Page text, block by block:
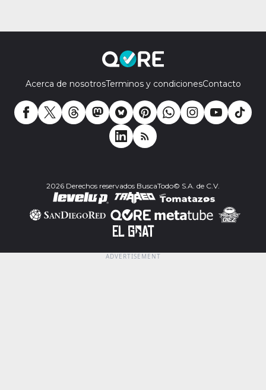
Acerca de nosotrosTerminos y condicionesContacto
2026 Derechos reservados BuscaTodo© S.A. de C.V.